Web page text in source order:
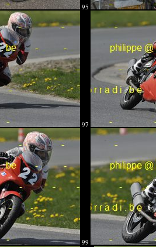
95
97
99